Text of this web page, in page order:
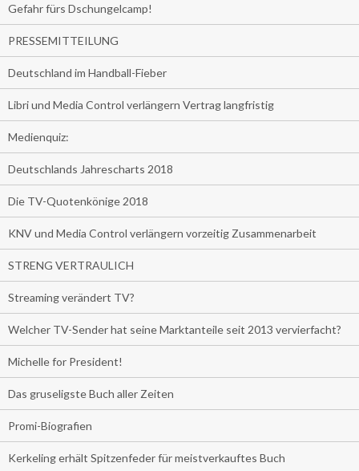
Gefahr fürs Dschungelcamp!
PRESSEMITTEILUNG
Deutschland im Handball-Fieber
Libri und Media Control verlängern Vertrag langfristig
Medienquiz:
Deutschlands Jahrescharts 2018
Die TV-Quotenkönige 2018
KNV und Media Control verlängern vorzeitig Zusammenarbeit
STRENG VERTRAULICH
Streaming verändert TV?
Welcher TV-Sender hat seine Marktanteile seit 2013 vervierfacht?
Michelle for President!
Das gruseligste Buch aller Zeiten
Promi-Biografien
Kerkeling erhält Spitzenfeder für meistverkauftes Buch